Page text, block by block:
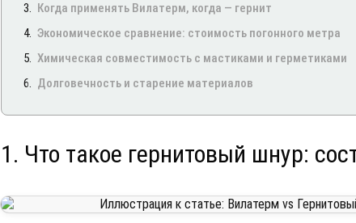
Когда применять Вилатерм, когда — гернит
Экономическое сравнение: стоимость погонного метра
Химическая совместимость с мастиками и герметиками
Долговечность и старение материалов
1. Что такое гернитовый шнур: